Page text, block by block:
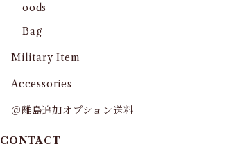
oods
Bag
Military Item
Accessories
＠離島追加オプション送料
CONTACT